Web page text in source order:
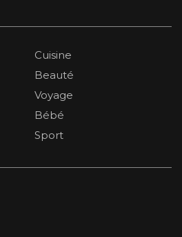
Cuisine
Beauté
Voyage
Bébé
Sport